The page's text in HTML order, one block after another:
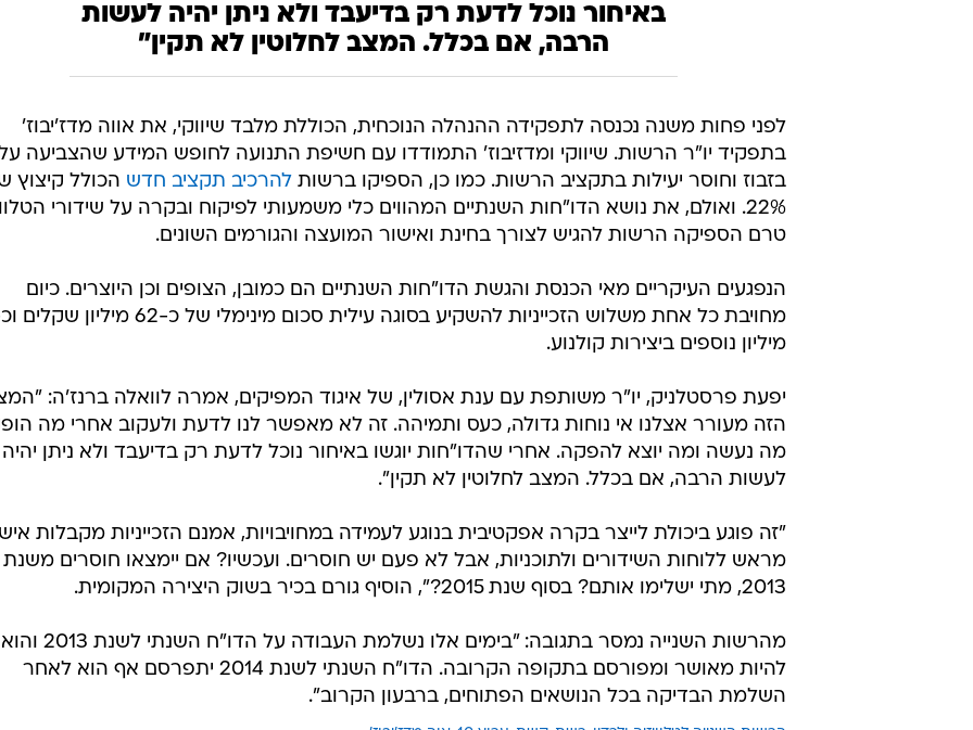
באיחור נוכל לדעת רק בדיעבד ולא ניתן יהיה לעשות
הרבה, אם בכלל. המצב לחלוטין לא תקין"
לפני פחות משנה נכנסה לתפקידה ההנהלה הנוכחית, הכוללת מלבד שיווקי, את אווה מדז'יבוז'
בתפקיד יו"ר הרשות. שיווקי ומדזיבוז' התמודדו עם חשיפת התנועה לחופש המידע שהצביעה
בזבוז וחוסר יעילות בתקציב הרשות. כמו כן, הספיקו ברשות להרכיב תקציב חדש הכולל קיצוץ
22%. ואולם, את נושא הדו"חות השנתיים המהווים כלי משמעותי לפיקוח ובקרה על שידורי
טרם הספיקה הרשות להגיש לצורך בחינת ואישור המועצה והגורמים השונים.
הנפגעים העיקריים מאי הכנסת והגשת הדו"חות השנתיים הם כמובן, הצופים וכן היוצרים. כיום
מיליון נוספים ביצירות קולנוע.
יפעת פרסטלניק, יו"ר משותפת עם ענת אסולין, של איגוד המפיקים, אמרה לוואלה ברנז'ה:
הזה מעורר אצלנו אי נוחות גדולה, כעס ותמיהה. זה לא מאפשר לנו לדעת ולעקוב אחרי מה
מה נעשה ומה יוצא להפקה. אחרי שהדו"חות יוגשו באיחור נוכל לדעת רק בדיעבד ולא ניתן יהיה
לעשות הרבה, אם בכלל. המצב לחלוטין לא תקין".
"זה פוגע ביכולת לייצר בקרה אפקטיבית בנוגע לעמידה במחויבויות, אמנם הזכייניות מקבלות
מראש ללוחות השידורים ולתוכניות, אבל לא פעם יש חוסרים. ועכשיו? אם יימצאו חוסרים משנת
2013, מתי ישלימו אותם? בסוף שנת 2015?", הוסיף גורם בכיר בשוק היצירה המקומית.
מהרשות השנייה נמסר בתגובה: "בימים אלו
להיות מאושר ומפורסם בתקופה הקרובה. הדו"ח השנתי לשנת 2014 יתפרסם אף הוא לאחר
השלמת הבדיקה בכל הנושאים הפתוחים, ברבעון הקרוב".